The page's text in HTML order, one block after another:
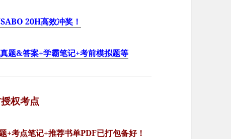
20H高效冲奖！
题&答案+学霸笔记+考前模拟题等
权考点
考点笔记+推荐书单PDF已打包备好！